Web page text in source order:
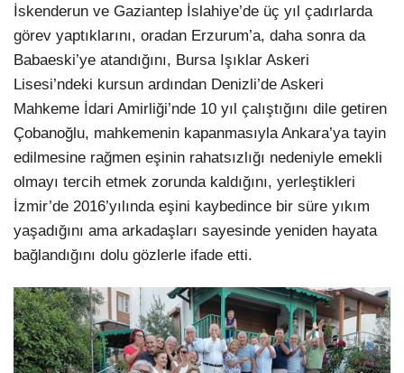
İskenderun ve Gaziantep İslahiye’de üç yıl çadırlarda
görev yaptıklarını, oradan Erzurum’a, daha sonra da
Babaeski’ye atandığını, Bursa Işıklar Askeri
Lisesi’ndeki kursun ardından Denizli’de Askeri
Mahkeme İdari Amirliği’nde 10 yıl çalıştığını dile getiren
Çobanoğlu, mahkemenin kapanmasıyla Ankara’ya tayin
edilmesine rağmen eşinin rahatsızlığı nedeniyle emekli
olmayı tercih etmek zorunda kaldığını, yerleştikleri
İzmir’de 2016’yılında eşini kaybedince bir süre yıkım
yaşadığını ama arkadaşları sayesinde yeniden hayata
bağlandığını dolu gözlerle ifade etti.